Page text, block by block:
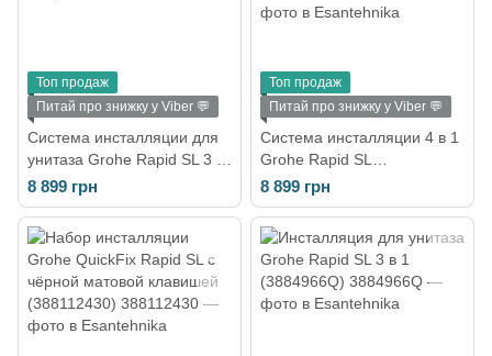
Топ продаж
Питай про знижку у Viber 💬
Система инсталляции для
унитаза Grohe Rapid SL 3 в
1 (38721001)
8 899 грн
Топ продаж
Питай про знижку у Viber 💬
Система инсталляции 4 в 1
Grohe Rapid SL
(38721001+37131000)
8 899 грн